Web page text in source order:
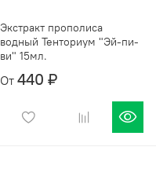
Экстракт прополиса
водный Тенториум "Эй-пи-
ви" 15мл.
От 440 ₽